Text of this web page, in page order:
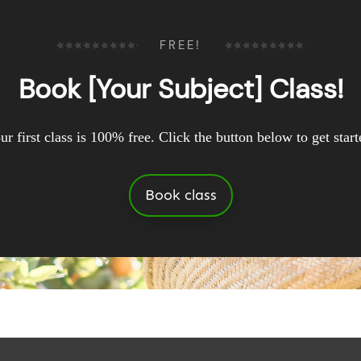
FREE!
Book [Your Subject] Class!
first class is 100% free. Click the button below to get
Book class